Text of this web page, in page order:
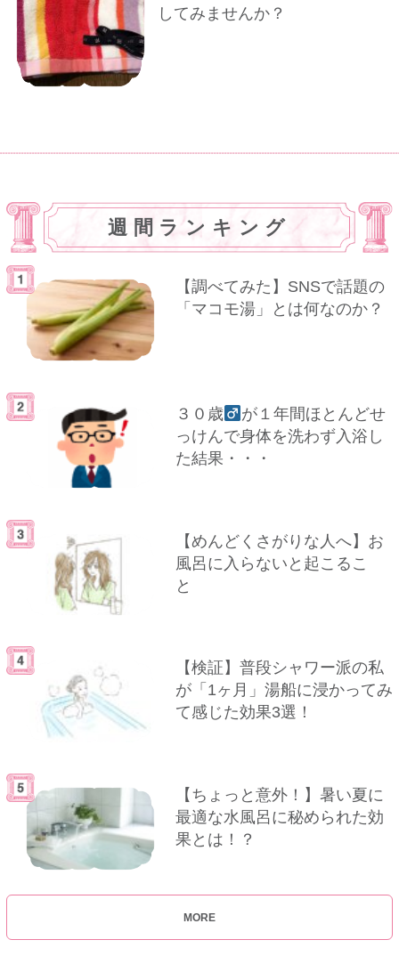
してみませんか？
週間ランキング
【調べてみた】SNSで話題の
「マコモ湯」とは何なのか？
３０歳
が１年間ほとんどせ
っけんで身体を洗わず入浴し
た結果・・・
【めんどくさがりな人へ】お
風呂に入らないと起こるこ
と
【検証】普段シャワー派の私
が「1ヶ月」湯船に浸かってみ
て感じた効果3選！
【ちょっと意外！】暑い夏に
最適な水風呂に秘められた効
果とは！？
MORE